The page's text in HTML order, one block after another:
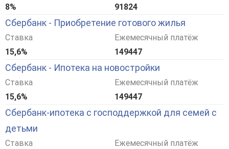
8%
91824
Сбербанк - Приобретение готового жилья
Ставка
15,6%
Ежемесячный платёж
149447
Сбербанк - Ипотека на новостройки
Ставка
15,6%
Ежемесячный платёж
149447
Сбербанк-ипотека с господдержкой для семей с
детьми
Ставка
Ежемесячный платёж